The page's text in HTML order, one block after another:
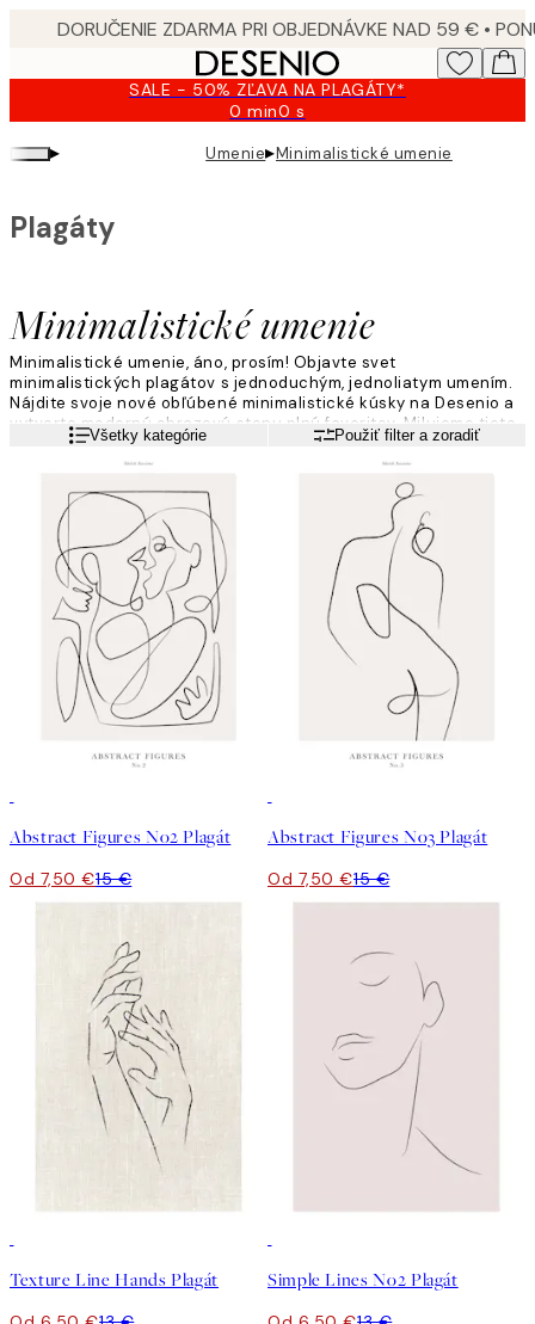
SALE - 50% ZĽAVA NA PLAGÁTY*
0 min0 s
Platné
do:
2026-
▸ Umenie▸Minimalistické umenie
Minimalistické umenie
Plagáty
Minimalistické umenie, áno, prosím! Objavte svet
minimalistických plagátov s jednoduchým, jednoliatym umením.
Nájdite svoje nové obľúbené minimalistické kúsky na Desenio a
vytvorte modernú obrazovú stenu plnú favoritov. Milujeme tieto
pekné, jednoduché plagáty a dúfame, že vy tiež.
Viac informáciíVšetky kategórie Použiť filter a zoradiť
Abstract Figures No2 Plagát
Od 7,50 €15 €
Abstract Figures No3 Plagát
Od 7,50 €15 €
Texture Line Hands Plagát Simple Lines No2 Plagát